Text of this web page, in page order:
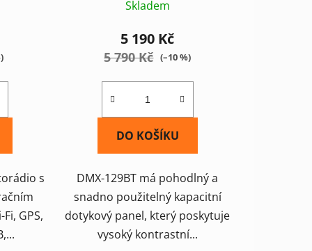
s
GPS,
Skladem
5 190 Kč
5 790 Kč (–10 %)
DO KOŠÍKU
DMX-129BT má pohodlný a
snadno použitelný kapacitní
dotykový panel, který poskytuje
vysoký kontrastní...